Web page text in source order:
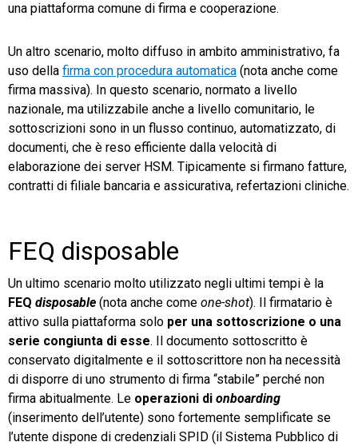
una piattaforma comune di firma e cooperazione.
Un altro scenario, molto diffuso in ambito amministrativo, fa
uso della firma con procedura automatica (nota anche come
firma massiva). In questo scenario, normato a livello
nazionale, ma utilizzabile anche a livello comunitario, le
sottoscrizioni sono in un flusso continuo, automatizzato, di
documenti, che è reso efficiente dalla velocità di
elaborazione dei server HSM. Tipicamente si firmano fatture,
contratti di filiale bancaria e assicurativa, refertazioni cliniche.
FEQ disposable
Un ultimo scenario molto utilizzato negli ultimi tempi è la
FEQ disposable (nota anche come one-shot). Il firmatario è
attivo sulla piattaforma solo per una sottoscrizione o una
serie congiunta di esse. Il documento sottoscritto è
conservato digitalmente e il sottoscrittore non ha necessità
di disporre di uno strumento di firma “stabile” perché non
firma abitualmente. Le operazioni di onboarding
(inserimento dell’utente) sono fortemente semplificate se
l’utente dispone di credenziali SPID (il Sistema Pubblico di